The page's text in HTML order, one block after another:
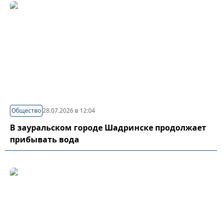
Общество28.07.2026 в 12:04
В зауральском городе Шадринске продолжает
прибывать вода